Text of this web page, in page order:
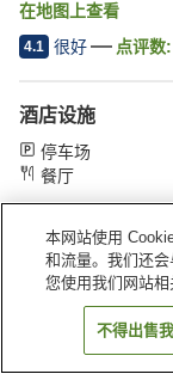
在地图上查看
4.1 很好 点评数:
酒店设施
停车场
餐厅
首页 日本 新潟
本网站使用
和流量。我们还
您使用我们网站相
不得出售